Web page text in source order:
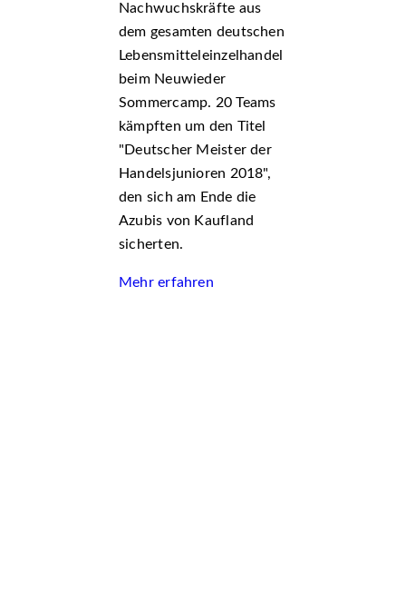
Nachwuchskräfte aus
dem gesamten deutschen
Lebensmitteleinzelhandel
beim Neuwieder
Sommercamp. 20 Teams
kämpften um den Titel
Deutscher Meister der
Handelsjunioren 2018 ,
den sich am Ende die
Azubis von Kaufland
sicherten.
Mehr erfahren